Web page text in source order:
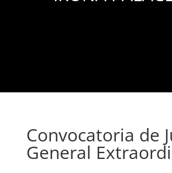
Convocatoria de
General